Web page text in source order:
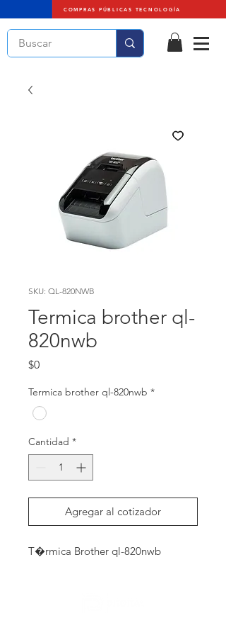
COMPRAS PÚBLICAS TECNOLOGÍA
SKU: QL-820NWB
Termica brother ql-
820nwb
$0Precio
Termica brother ql-820nwb *
Cantidad *
Agregar al cotizador
T�rmica Brother ql-820nwb